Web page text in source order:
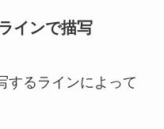
インで描写
するラインによって